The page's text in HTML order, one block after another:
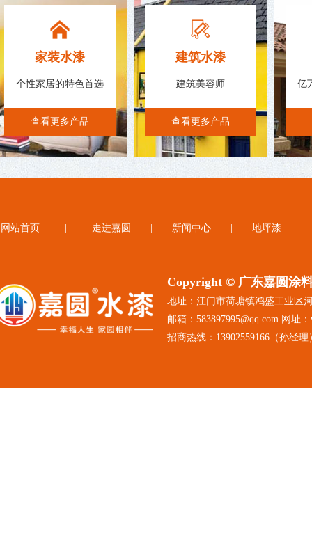
家装水漆
个性家居的特色首选
查看更多产品
建筑水漆
建筑美容师
查看更多产品
亿
网站首页 走进嘉圆 新闻中心 地坪漆
Copyright © 广东嘉圆涂
地址：江门市荷塘镇鸿盛工业区
邮箱：583897995@qq.com 网址
招商热线：13902559166（孙经理